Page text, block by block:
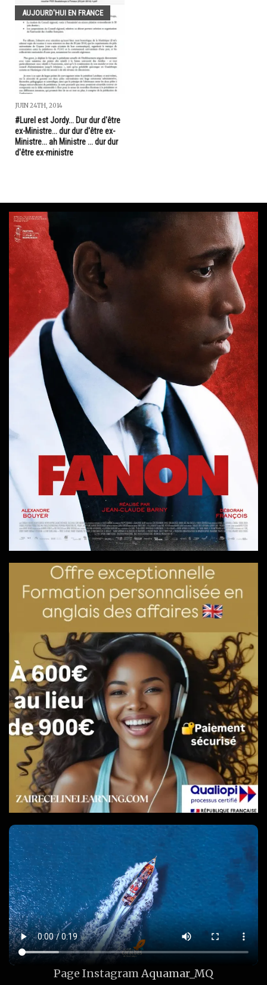
AUJOURD'HUI EN FRANCE
JUIN 24TH, 2014
#Lurel est Jordy... Dur dur d'être
ex-Ministre... dur dur d'être ex-
Ministre... ah Ministre ... dur dur
d'être ex-ministre
Page InstagramAquamar_MQ